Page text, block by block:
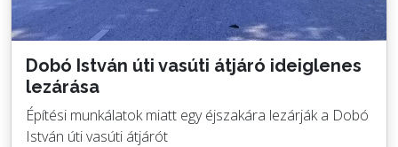
Dobó István úti vasúti átjáró ideiglenes
lezárása
Építési munkálatok miatt egy éjszakára lezárják a Dobó
István úti vasúti átjárót